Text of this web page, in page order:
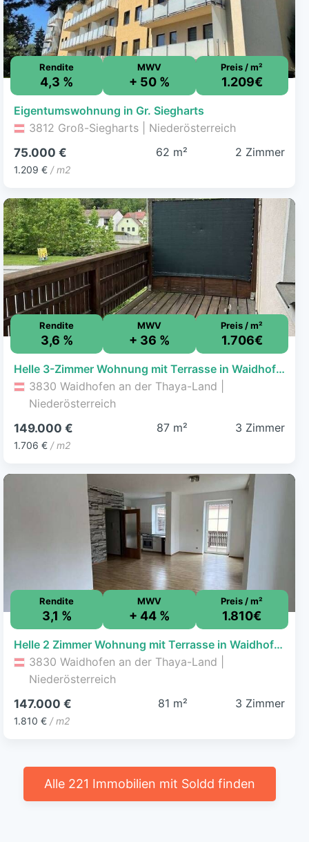
Rendite
4,3 %
MWV
+ 50 %
Preis / m²
1.209€
Eigentumswohnung in Gr. Siegharts
3812 Groß-Siegharts | Niederösterreich
75.000 €
1.209 € / m2
62 m² 2 Zimmer
Rendite
3,6 %
MWV
+ 36 %
Preis / m²
1.706€
Helle 3-Zimmer Wohnung mit Terrasse in Waidhofen a.D. Thaya
3830 Waidhofen an der Thaya-Land |
Niederösterreich
149.000 €
1.706 € / m2
87 m² 3 Zimmer
Rendite
3,1 %
MWV
+ 44 %
Preis / m²
1.810€
Helle 2 Zimmer Wohnung mit Terrasse in Waidhofen a.D. Thaya
3830 Waidhofen an der Thaya-Land |
Niederösterreich
147.000 €
1.810 € / m2
81 m² 3 Zimmer
Alle 221 Immobilien mit Soldd finden